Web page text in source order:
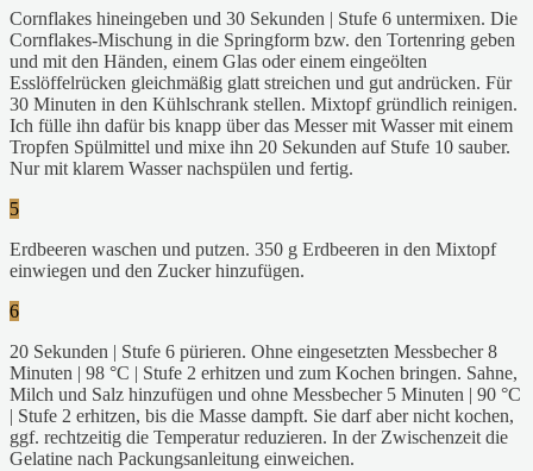
Cornflakes hineingeben und 30 Sekunden | Stufe 6 untermixen. Die
Cornflakes-Mischung in die Springform bzw. den Tortenring geben
und mit den Händen, einem Glas oder einem eingeölten
Esslöffelrücken gleichmäßig glatt streichen und gut andrücken. Für
30 Minuten in den Kühlschrank stellen. Mixtopf gründlich reinigen.
Ich fülle ihn dafür bis knapp über das Messer mit Wasser mit einem
Tropfen Spülmittel und mixe ihn 20 Sekunden auf Stufe 10 sauber.
Nur mit klarem Wasser nachspülen und fertig.
5
Erdbeeren waschen und putzen. 350 g Erdbeeren in den Mixtopf
einwiegen und den Zucker hinzufügen.
6
20 Sekunden | Stufe 6 pürieren. Ohne eingesetzten Messbecher 8
Minuten | 98 °C | Stufe 2 erhitzen und zum Kochen bringen. Sahne,
Milch und Salz hinzufügen und ohne Messbecher 5 Minuten | 90 °C
| Stufe 2 erhitzen, bis die Masse dampft. Sie darf aber nicht kochen,
ggf. rechtzeitig die Temperatur reduzieren. In der Zwischenzeit die
Gelatine nach Packungsanleitung einweichen.